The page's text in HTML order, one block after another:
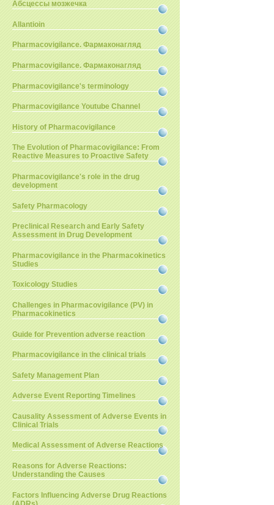
Абсцессы мозжечка
Allantioin
Pharmacovigilance. Фармаконагляд
Pharmacovigilance. Фармаконагляд
Pharmacovigilance's terminology
Pharmacovigilance Youtube Channel
History of Pharmacovigilance
The Evolution of Pharmacovigilance: From
Reactive Measures to Proactive Safety
Pharmacovigilance's role in the drug
development
Safety Pharmacology
Preclinical Research and Early Safety
Assessment in Drug Development
Pharmacovigilance in the Pharmacokinetics
Studies
Toxicology Studies
Challenges in Pharmacovigilance (PV) in
Pharmacokinetics
Guide for Prevention adverse reaction
Pharmacovigilance in the clinical trials
Safety Management Plan
Adverse Event Reporting Timelines
Causality Assessment of Adverse Events in
Clinical Trials
Medical Assessment of Adverse Reactions
Reasons for Adverse Reactions:
Understanding the Causes
Factors Influencing Adverse Drug Reactions